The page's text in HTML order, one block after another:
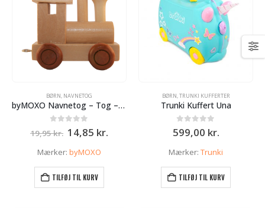
BØRN NAVNETOG
byMOXO Navnetog – Tog – Lokomotiv
ud af 5
19,95kr. Den
oprindelige
pris
var:
19,95 kr..
14,85 kr.
aktuelle
Mærker: byMOXO
TILFØJ TIL KURV
BØRN TRUNKI KUFFERTER
Trunki Kuffert Una
0ud af 5
599,00 kr.
Mærker: Trunki
TILFØJ TIL KURV